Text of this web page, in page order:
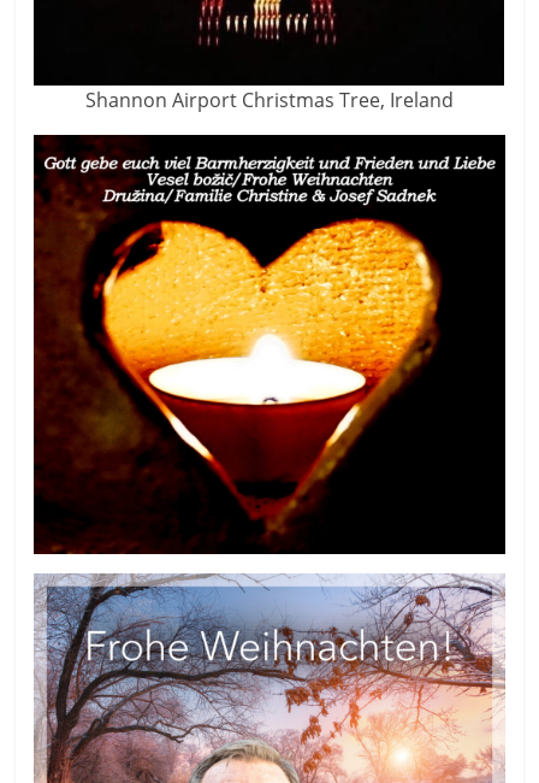
Shannon Airport Christmas Tree, Ireland